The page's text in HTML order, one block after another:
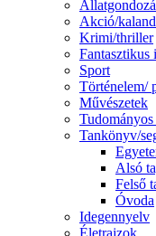
Akció/
Krimi/thriller
Fantasztikus
Sport
Történelem/
Művészetek
Tankönyv/
Alsó
Felső
Óvoda
Idegennyelv
Életrajzok